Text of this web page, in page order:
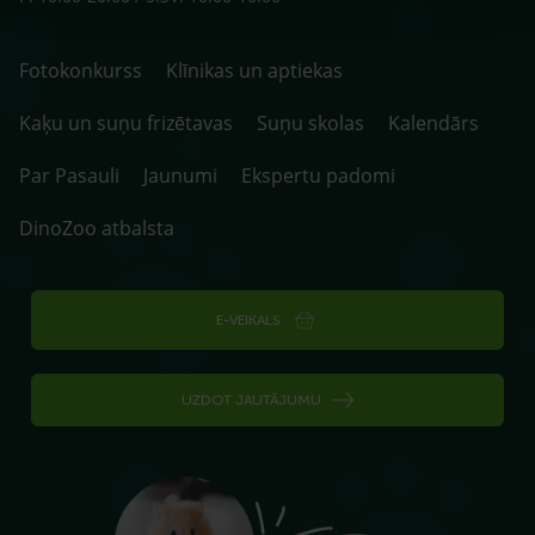
Fotokonkurss
Klīnikas un aptiekas
Kaķu un suņu frizētavas
Suņu skolas
Kalendārs
Par Pasauli
Jaunumi
Ekspertu padomi
DinoZoo atbalsta
E-VEIKALS
UZDOT JAUTĀJUMU